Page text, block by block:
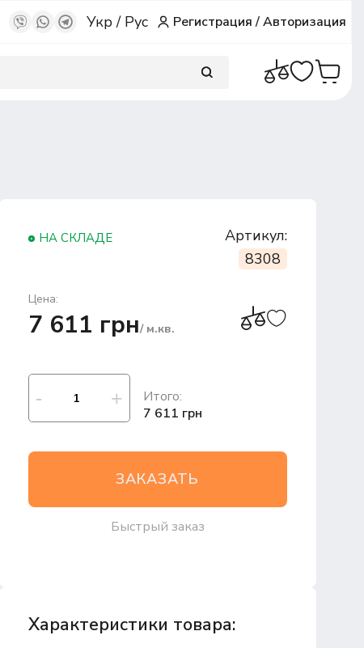
Укр/ Рус Регистрация/Авторизация
НА СКЛАДЕ
Артикул:
8308
Цена:
7 611 грн/ м.кв.
Итого:
7 611 грн
ЗАКАЗАТЬ
Быстрый заказ
Характеристики товара: